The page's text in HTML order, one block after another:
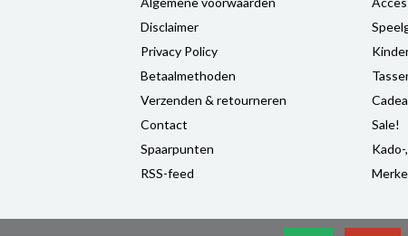
Disclaimer
Privacy Policy
Betaalmethoden
Verzenden & retourneren
Contact
Spaarpunten
RSS-feed
Sale!